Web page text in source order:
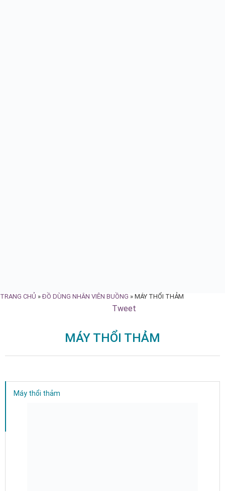
TRANG CHỦ »ĐỒ DÙNG NHÂN VIÊN BUỒNG » MÁY THỔI THẢM
Tweet
MÁY THỔI THẢM
Máy thổi thảm